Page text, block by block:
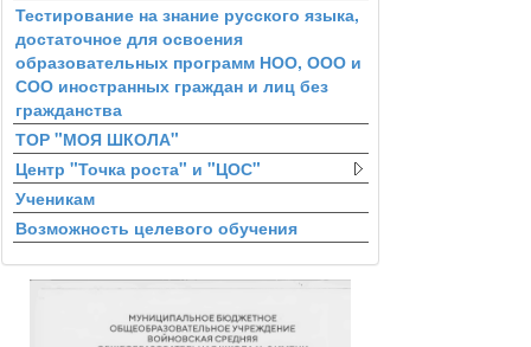
Тестирование на знание русского языка,
достаточное для освоения
образовательных программ НОО, ООО и
СОО иностранных граждан и лиц без
гражданства
ТОР "МОЯ ШКОЛА"
Центр "Точка роста" и "ЦОС"
Ученикам
Возможность целевого обучения